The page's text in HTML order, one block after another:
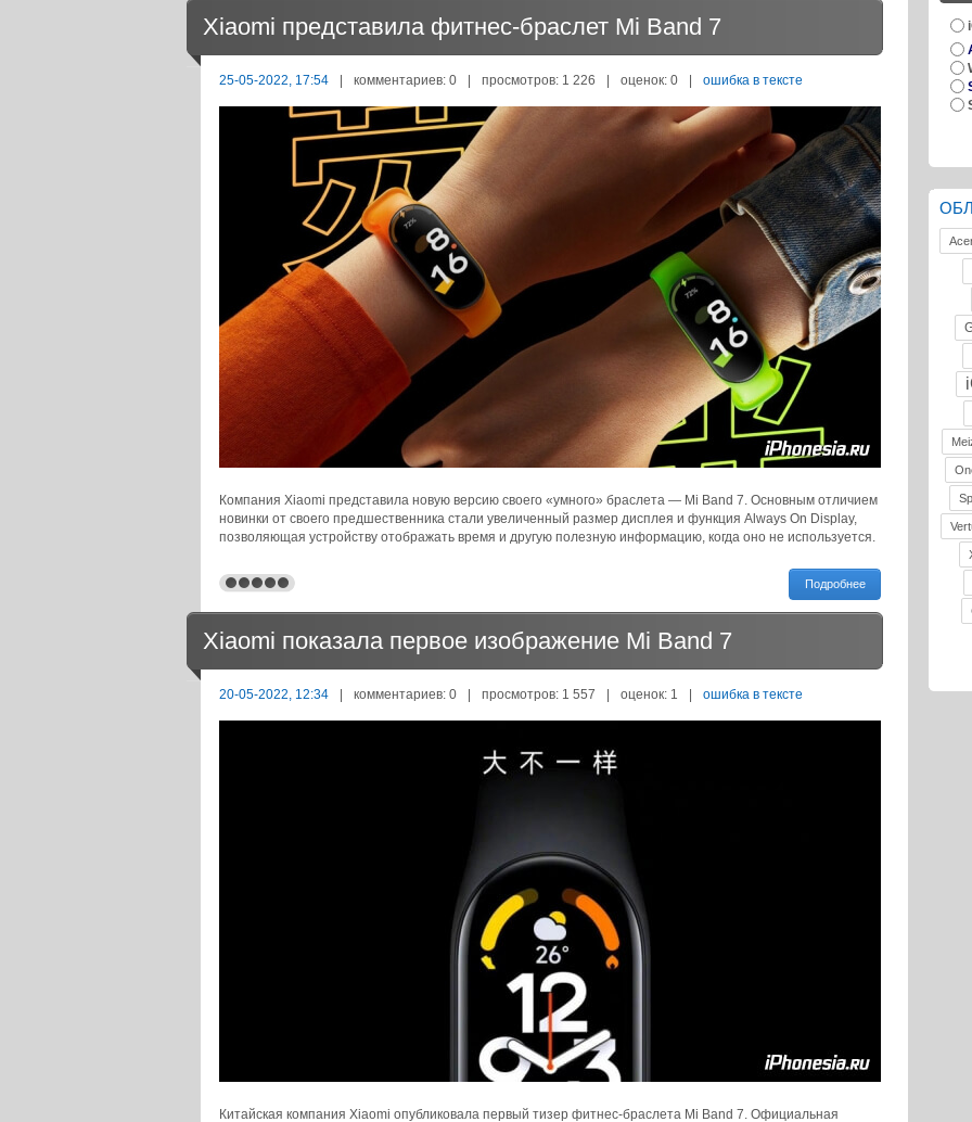
Xiaomi представила фитнес-браслет Mi Band 7
25-05-2022, 17:54 | комментариев: 0 | просмотров: 1 226 | оценок: 0 | ошибка в тексте
Компания Xiaomi представила новую версию своего «умного» браслета — Mi Band 7. Основным отличием
новинки от своего предшественника стали увеличенный размер дисплея и функция Always On Display,
позволяющая устройству отображать время и другую полезную информацию, когда оно не используется.
Подробнее
Xiaomi показала первое изображение Mi Band 7
20-05-2022, 12:34 | комментариев: 0 | просмотров: 1 557 | оценок: 1 | ошибка в тексте
Китайская компания Xiaomi опубликовала первый тизер фитнес-браслета Mi Band 7. Официальная